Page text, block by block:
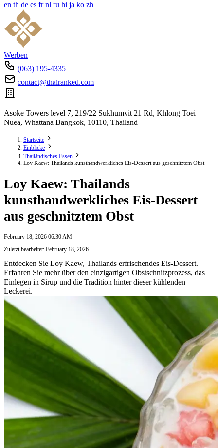
en th de es fr nl ru hi ja ko zh
Werben
(063) 195-4335
contact@thairanked.com
Asoke Towers level 7, 219/22 Sukhumvit 21 Rd, Khlong Toei
Nuea, Whattana Bangkok, 10110, Thailand
Startseite
Einblicke
Thailändisches Essen
Loy Kaew: Thailands kunsthandwerkliches Eis-Dessert aus geschnitztem Obst
Loy Kaew: Thailands
kunsthandwerkliches Eis-Dessert
aus geschnitztem Obst
February 18, 2026 06:30 AM
Zuletzt bearbeitet: February 18, 2026
Entdecken Sie Loy Kaew, Thailands erfrischendes Eis-Dessert.
Erfahren Sie mehr über den einzigartigen Obstschnitzprozess, das
Einlegen in Sirup und die Tradition hinter dieser kühlenden
Leckerei.